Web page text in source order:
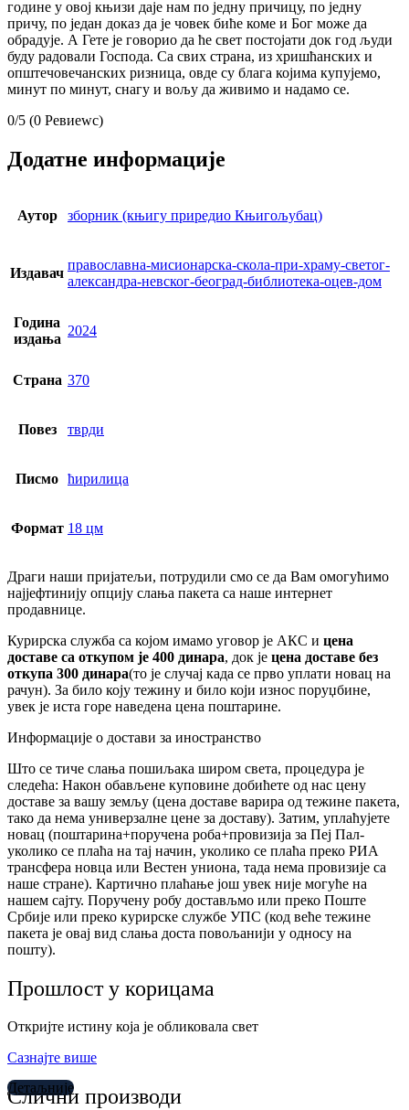
године у овој књизи даје нам по једну причицу, по једну
причу, по један доказ да је човек биће коме и Бог може да
обрадује. А Гете је говорио да ће свет постојати док год људи
буду радовали Господа. Са свих страна, из хришћанских и
општечовечанских ризница, овде су блага којима купујемо,
минут по минут, снагу и вољу да живимо и надамо се.
0/5 (0 Ревиеwс)
Додатне информације
Аутор зборник (књигу приредио Књигољубац)
Издавач
православна-мисионарска-скола-при-храму-светог-
александра-невског-београд-библиотека-оцев-дом
Година
издања
2024
Страна 370
Повез тврди
Писмо ћирилица
Формат 18 цм
Драги наши пријатељи, потрудили смо се да Вам омогућимо
најјефтинију опцију слања пакета са наше интернет
продавнице.
Курирска служба са којом имамо уговор је АКС и цена
доставе са откупом је 400 динара, док је цена доставе без
откупа 300 динара(то је случај када се прво уплати новац на
рачун). За било коју тежину и било који износ поруџбине,
увек је иста горе наведена цена поштарине.
Информације о достави за иностранство
Што се тиче слања пошиљака широм света, процедура је
следећа: Након обављене куповине добићете од нас цену
доставе за вашу земљу (цена доставе варира од тежине пакета,
тако да нема универзалне цене за доставу). Затим, уплаћујете
новац (поштарина+поручена роба+провизија за Пеј Пал-
уколико се плаћа на тај начин, уколико се плаћа преко РИА
трансфера новца или Вестен униона, тада нема провизије са
наше стране). Картично плаћање још увек није могуће на
нашем сајту. Поручену робу достављмо или преко Поште
Србије или преко курирске службе УПС (код веће тежине
пакета је овај вид слања доста повољанији у односу на
пошту).
Прошлост у корицама
Откријте истину која је обликовала свет
Сазнајте више
Слични производи
Детаљније